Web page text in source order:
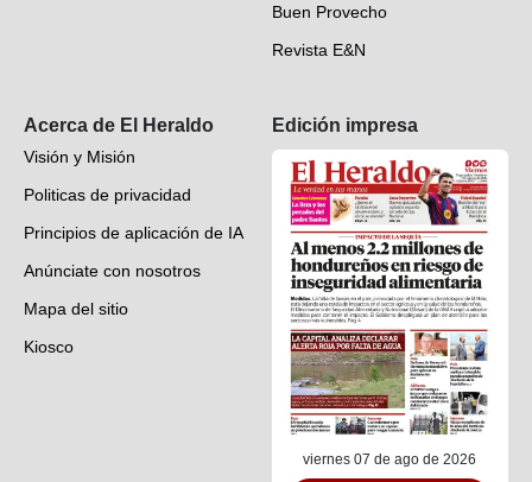
Buen Provecho
Revista E&N
Acerca de El Heraldo
Visión y Misión
Politicas de privacidad
Principios de aplicación de IA
Anúnciate con nosotros
Mapa del sitio
Kiosco
Edición impresa
viernes 07 de ago de 2026